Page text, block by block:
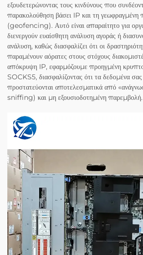
εξουδετερώνοντας τους κινδύνους που
παρακολούθηση βάσει IP και τη γεωφραγμένη
(geofencing). Αυτό είναι απαραίτητο για
διενεργούν ευαίσθητη ανάλυση αγοράς ή
ανάλυση, καθώς διασφαλίζει ότι οι
παραμένουν αόρατες στους στόχους
απόκρυψη IP, εφαρμόζουμε προηγμένη
SOCKS5, διασφαλίζοντας ότι τα δεδομένα
προστατεύονται αποτελεσματικά από
sniffing) και μη εξουσιοδοτημένη παρεμβολή.